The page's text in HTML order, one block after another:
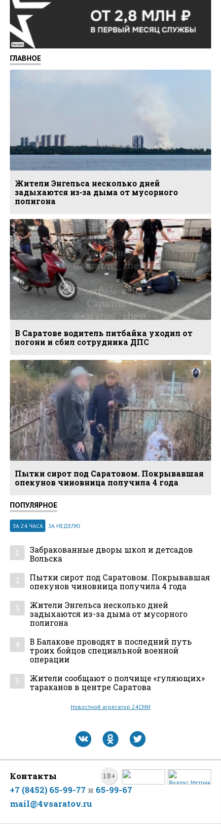
Реклама
ГЛАВНОЕ
Жители Энгельса несколько дней
задыхаются из-за дыма от мусорного
полигона
В Саратове водитель питбайка уходил от
погони и сбил сотрудника ДПС
Пытки сирот под Саратовом. Покрывавшая
опекунов чиновница получила 4 года
ПОПУЛЯРНОЕ
ЗА 24 ЧАСА ЗА НЕДЕЛЮ
1
Забракованные дворы школ и детсадов
Вольска
2
Пытки сирот под Саратовом. Покрывавшая
опекунов чиновница получила 4 года
3
Жители Энгельса несколько дней
задыхаются из-за дыма от мусорного
полигона
4
В Балакове проводят в последний путь
троих бойцов специальной военной
операции
5
Жители сообщают о полчище «гуляющих»
тараканов в центре Саратова
Новостной агрегатор 24СМИ
18+
Контакты
+7 (8452) 65-99-77 и 65-99-67
mail@4vsaratov.ru